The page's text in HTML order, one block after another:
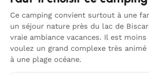
Ce camping convient surtout à une
un séjour nature près du lac de
vraie ambiance vacances. Il est
voulez un grand complexe très
à une plage océane.